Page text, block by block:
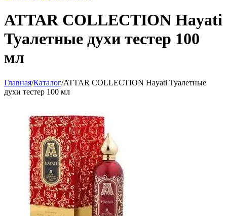
ATTAR COLLECTION Hayati
Туалетные духи тестер 100
мл
Главная/Каталог/ATTAR COLLECTION Hayati Туалетные
духи тестер 100 мл